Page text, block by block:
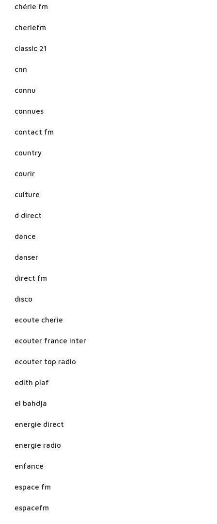
chérie fm
cheriefm
classic 21
cnn
connu
connues
contact fm
country
courir
culture
d direct
dance
danser
direct fm
disco
ecoute cherie
ecouter france inter
ecouter top radio
edith piaf
el bahdja
energie direct
energie radio
enfance
espace fm
espacefm